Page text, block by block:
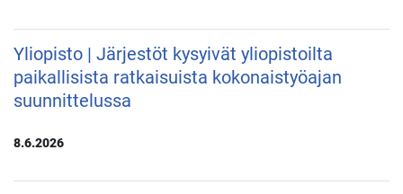
Yliopisto | Järjestöt kysyivät yliopistoilta
paikallisista ratkaisuista kokonaistyöajan
suunnittelussa
8.6.2026